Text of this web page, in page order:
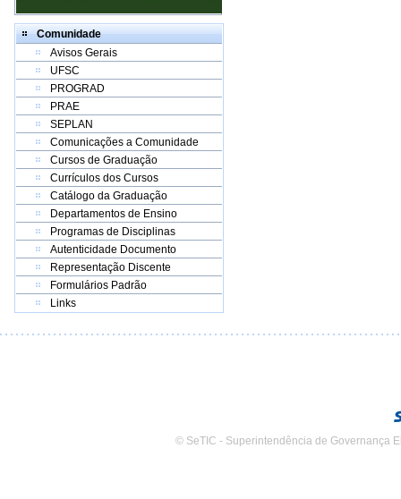
Comunidade
Avisos Gerais
UFSC
PROGRAD
PRAE
SEPLAN
Comunicações a Comunidade
Cursos de Graduação
Currículos dos Cursos
Catálogo da Graduação
Departamentos de Ensino
Programas de Disciplinas
Autenticidade Documento
Representação Discente
Formulários Padrão
Links
© SeTIC - Superintendência de Governança